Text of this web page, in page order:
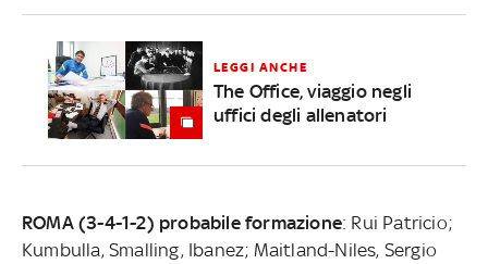
LEGGI ANCHE
The Office, viaggio negli
uffici degli allenatori
ROMA (3-4-1-2) probabile formazione: Rui Patricio;
Kumbulla, Smalling, Ibanez; Maitland-Niles, Sergio